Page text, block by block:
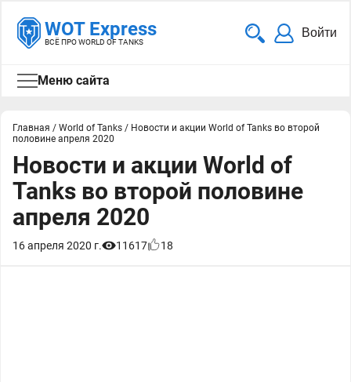
WOT Express
ВСЁ ПРО WORLD OF TANKS
Войти
Меню сайта
Главная / World of Tanks / Новости и акции World of Tanks во второй
половине апреля 2020
Новости и акции World of
Tanks во второй половине
апреля 2020
16 апреля 2020 г. 11617 18